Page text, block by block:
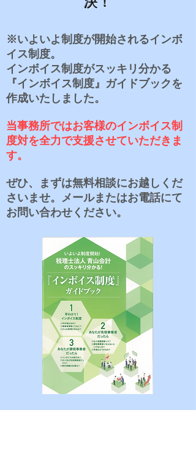
※いよいよ制度が開始されるインボ
イス制度。
インボイス制度がスッキリ分かる
『インボイス制度』ガイドブックを
作成いたしました。
当事務所ではお客様のインボイス制
度対を全力で支援させていただきま
す。
ぜひ、まずは無料相談にお越しくだ
さいませ。メールまたはお電話にて
お問い合わせください。